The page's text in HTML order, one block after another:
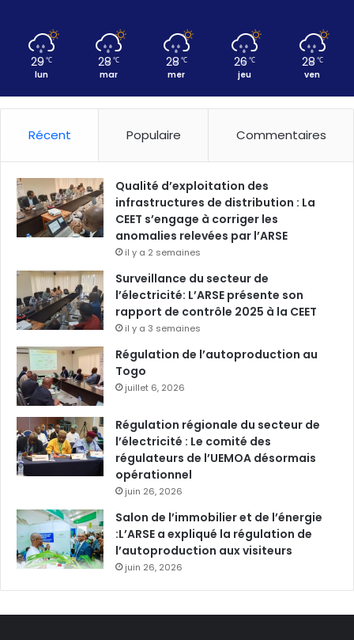
29℃
lun
28℃
mar
28 ℃
mer
26 ℃
jeu
28 ℃
ven
Récent Populaire Commentaires
Qualité d’exploitation des
infrastructures de distribution : La
CEET s’engage à corriger les
anomalies relevées par l’ARSE
il y a 2 semaines
Surveillance du secteur de
l’électricité: L’ARSE présente son
rapport de contrôle 2025 à la CEET
il y a 3 semaines
Régulation de l’autoproduction au
Togo
juillet 6, 2026
Régulation régionale du secteur de
l’électricité : Le comité des
régulateurs de l’UEMOA désormais
opérationnel
juin 26, 2026
Salon de l’immobilier et de l’énergie
:L’ARSE a expliqué la régulation de
l’autoproduction aux visiteurs
juin 26, 2026